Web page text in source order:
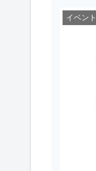
イベント